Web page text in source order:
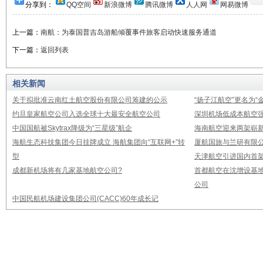
分享到： QQ空间 新浪微博 腾讯微博 人人网 网易微博
上一篇： 南航：为泰国普吉岛游船倾覆事件旅客启动快速服务通道
下一篇： 返回列表
相关新闻
关于拟批准云南红土航空股份有限公司筹建的公示
“扬子江航空”更名为“
约旦皇家航空公司入选全球十大最安全航空公司
深圳机场低成本航空
中国国航被Skytrax降级为“三星级”航企
海南航空迎来两架崭
海航生态科技集团今日挂牌成立 海航集团向“互联网+”转
型
厦航国旅与兰研有限
天津航空引进国内首
成都新机场将有几家基地航空公司?
首都航空在沈增设基
公司
中国民航机场建设集团公司(CACC)60年成长记